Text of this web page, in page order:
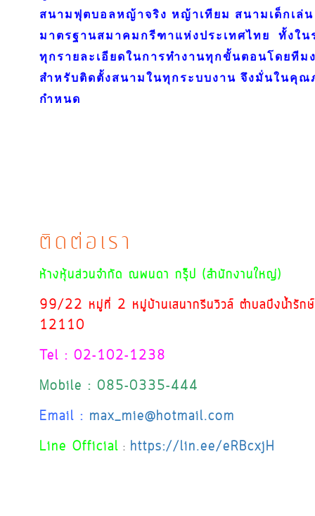
สนามฟุตบอลหญ้าจริง หญ้าเทียม สนามเด็กเล่
มาตรฐานสมาคมกรีฑาแห่งประเทศไทย ทั้งใ
ทุกรายละเอียดในการทำงานทุกขั้นตอนโดยที
สำหรับติดตั้งสนามในทุกระบบงาน จึงมั่นในคุ
กำหนด
ติดต่อเรา
ห้างหุ้นส่วนจำกัด ณพนดา กรุ๊ป (สำนักงานใหญ่)
99/22 หมู่ที่ 2 หมู่บ้านเสนากรีนวิวล์ ตำบลบึงน้ำรัก
12110
Tel : 02-102-1238
Mobile : 085-0335-444
Email : max_mie@hotmail.com
Line Official : https://lin.ee/eRBcxjH